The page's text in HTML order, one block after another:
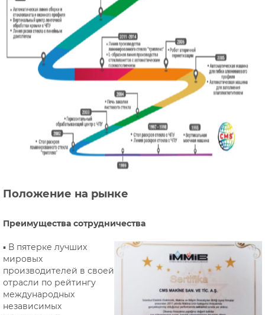
Положение на рынке
Преимущества сотрудничества
▪ В пятерке лучших
мировых
производителей в своей
отрасли по рейтингу
международных
независимых